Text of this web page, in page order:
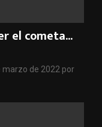
el cometa...
marzo de 2022 por